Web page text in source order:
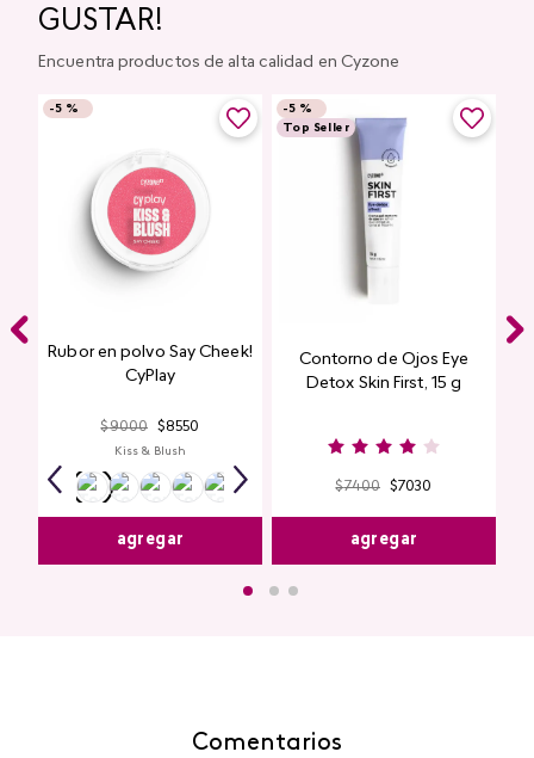
GUSTAR!
Encuentra productos de alta calidad en Cyzone
-5 %
Rubor en polvo Say Cheek!
CyPlay
$9000 $8550
Kiss & Blush
agregar
-5 %
Top Seller
Contorno de Ojos Eye
Detox Skin First, 15 g
$7400 $7030
agregar
Comentarios